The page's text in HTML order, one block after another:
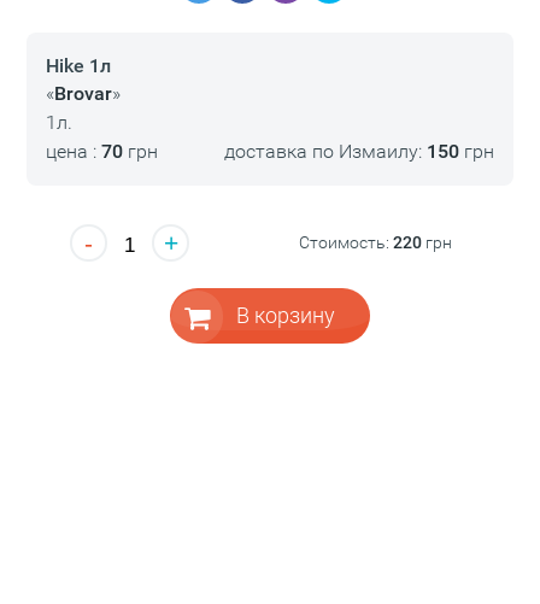
Hike 1л
«Brovar»
1л.
цена : 70грн доставка по Измаилу: 150 грн
- + Стоимость:220 грн
В корзину